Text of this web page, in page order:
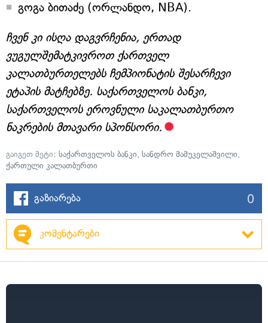
გოგა ბითაძე (ორლანდო, NBA).
ჩვენ კი ისღა დაგვრჩენია, ერთად
ვუგულშემატკივროთ ქართველ
კალათბურთელებს ჩემპიონატის შესარჩევი
ეტაპის მატჩებზე. საქართველოს ბანკი,
საქართველოს ეროვნული საკალათბურთო
ნაკრების მთავარი სპონსორი.
გაიგეთ მეტი: საქართველოს ბანკი, სანდრო მამუკელაშვილი,
ქართული კალათბურთი
გაზიარება 0
კომენტარები